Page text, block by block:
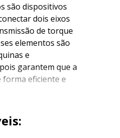
são dispositivos
dois eixos
de torque
elementos são
e
garantem que a
eficiente e
o projeto e a
e a